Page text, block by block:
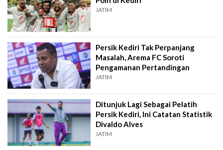
JATIM
Persik Kediri Tak Perpanjang
Masalah, Arema FC Soroti
Pengamanan Pertandingan
JATIM
Ditunjuk Lagi Sebagai Pelatih
Persik Kediri, Ini Catatan Statistik
Divaldo Alves
JATIM